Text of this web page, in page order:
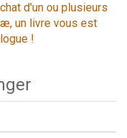
d'un ou plusieurs
un livre vous est
!